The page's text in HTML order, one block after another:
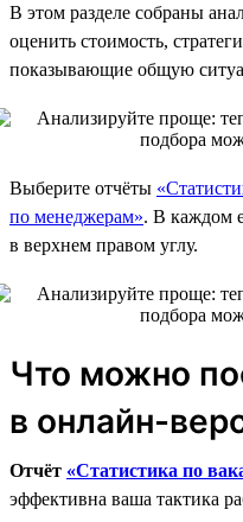
В этом разделе собраны
оценить стоимость,
показывающие общую
Выберите отчёты
по менеджерам». В каждом
в верхнем правом углу.
Что можно
в онлайн-
Отчёт «Статистика по
эффективна ваша тактика